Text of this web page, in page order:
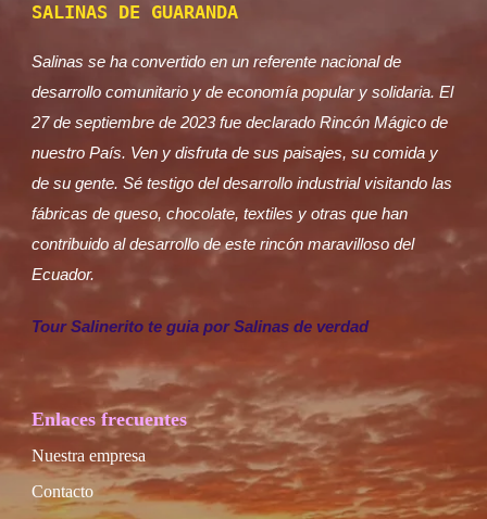
SALINAS DE GUARANDA
Salinas se ha convertido en un referente nacional de
desarrollo comunitario y de economía popular y solidaria. El
27 de septiembre de 2023 fue declarado Rincón Mágico de
nuestro País. Ven y disfruta de sus paisajes, su comida y
de su gente. Sé testigo del desarrollo industrial visitando las
fábricas de queso, chocolate, textiles y otras que han
contribuido al desarrollo de este rincón maravilloso del
Ecuador.
Tour Salinerito te guia por Salinas de verdad
Enlaces frecuentes
Nuestra empresa
Contacto